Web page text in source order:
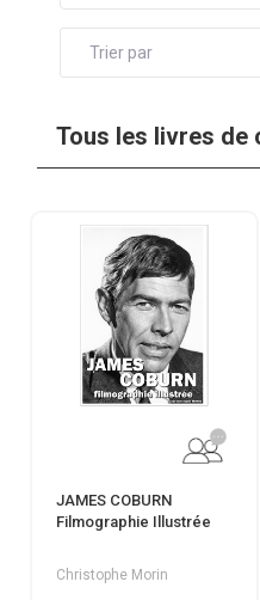
Tous les livres de
JAMES COBURN
Filmographie Illustrée
Christophe Morin